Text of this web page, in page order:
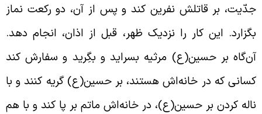
بر قاتلش نفرین کند و پس از آن، دو رکعت نماز
این کار را نزدیک ظهر، قبل از اذان، انجام دهد.
بر حسین(ع) مرثیه بسراید و بگِرید و سفارش کند
که در خانه‌اش هستند، بر حسین(ع) گریه کنند و با
کردن بر حسین(ع)، در خانه‌اش ماتم بر پا کند و با هم